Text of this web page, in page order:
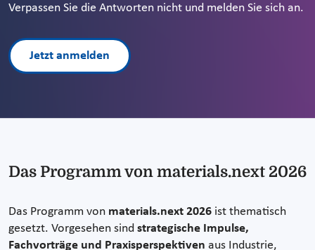
Verpassen Sie die Antworten nicht und melden Sie sich an.
Jetzt anmelden
Das Programm von materials.next 2026
Das Programm von materials.next 2026 ist thematisch
gesetzt. Vorgesehen sind strategische Impulse,
Fachvorträge und Praxisperspektiven aus Industrie,